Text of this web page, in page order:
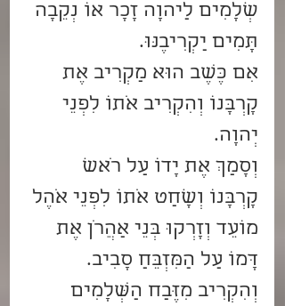
שְׁלָמִים לַיהוָה זָכָר אוֹ נְקֵבָה
תָּמִים יַקְרִיבֶנּוּ.
אִם כֶּשֶׂב הוּא מַקְרִיב אֶת
קָרְבָּנוֹ וְהִקְרִיב אֹתוֹ לִפְנֵי
יְהוָה.
וְסָמַךְ אֶת יָדוֹ עַל רֹאשׁ
קָרְבָּנוֹ וְשָׁחַט אֹתוֹ לִפְנֵי אֹהֶל
מוֹעֵד וְזָרְקוּ בְּנֵי אַהֲרֹן אֶת
דָּמוֹ עַל הַמִּזְבֵּחַ סָבִיב.
וְהִקְרִיב מִזֶּבַח הַשְּׁלָמִים